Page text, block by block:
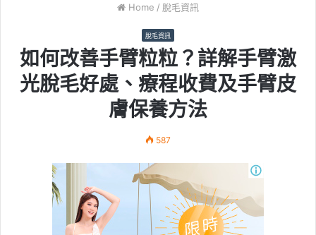
Home / 脫毛資訊
脫毛資訊
如何改善手臂粒粒？詳解手臂激
光脫毛好處、療程收費及手臂皮
膚保養方法
587